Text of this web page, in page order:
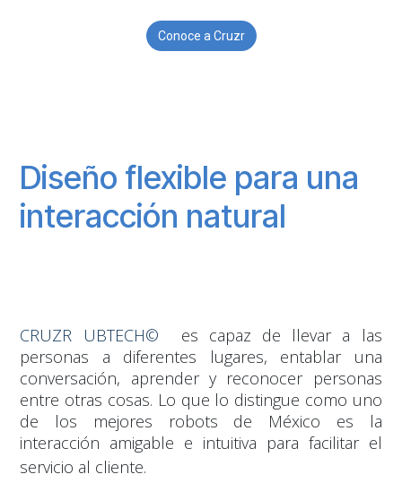
Conoce a Cruzr
Diseño flexible para una
interacción natural
CRUZR UBTECH©
es capaz de llevar a las
personas a diferentes lugares, entablar una
conversación, aprender y reconocer personas
entre otras cosas. Lo que lo distingue como uno
de los mejores robots de México es la
interacción amigable e intuitiva para facilitar el
servicio al cliente.